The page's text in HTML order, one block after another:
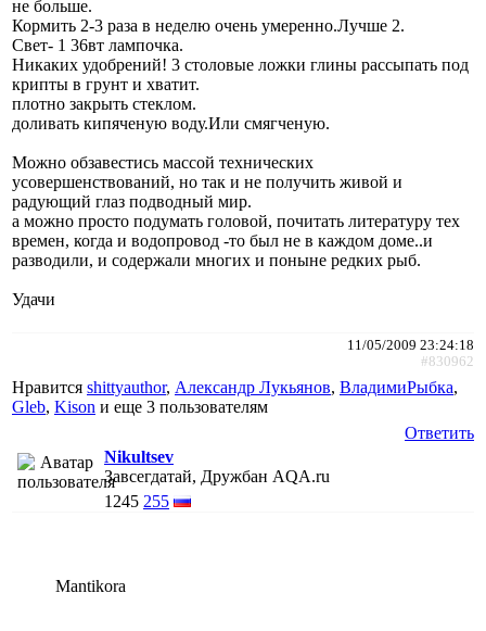
не больше.
Кормить 2-3 раза в неделю очень умеренно.Лучше 2.
Свет- 1 36вт лампочка.
Никаких удобрений! 3 столовые ложки глины рассыпать под
крипты в грунт и хватит.
плотно закрыть стеклом.
доливать кипяченую воду.Или смягченую.
Можно обзавестись массой технических
усовершенствований, но так и не получить живой и
радующий глаз подводный мир.
а можно просто подумать головой, почитать литературу тех
времен, когда и водопровод -то был не в каждом доме..и
разводили, и содержали многих и поныне редких рыб.
Удачи
11/05/2009 23:24:18
#830962
Нравится shittyauthor, Александр Лукьянов, ВладимиРыбка,
Gleb, Kison и еще 3 пользователям
Ответить
Nikultsev
Завсегдатай, Дружбан AQA.ru
1245 255
Mantikora